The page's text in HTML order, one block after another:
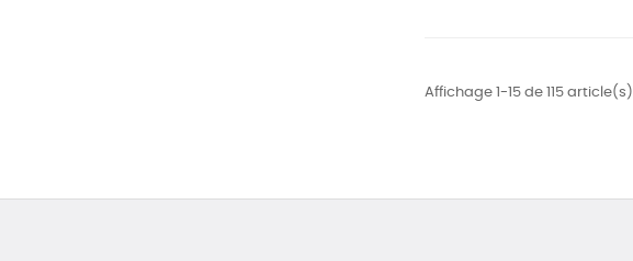
Affichage 1-15 de 115 article(s)